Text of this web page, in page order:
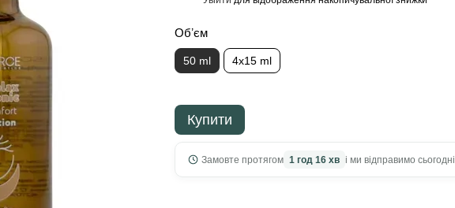
Обʼєм
50 ml 4х15 ml
Купити
Замовте протягом 1 год 16 хв і ми відправимо сьогодні